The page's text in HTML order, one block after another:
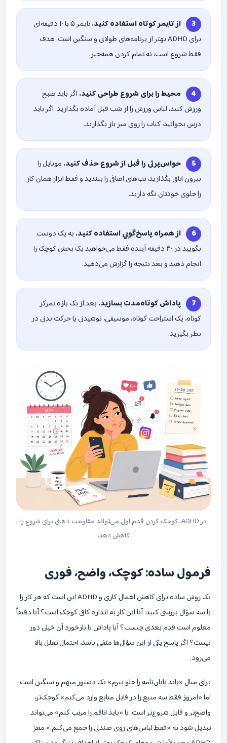
از تایمر کوتاه استفاده کنید.
تایمر ۵ یا ۱۰ دقیقه‌ای
برای ADHD بهتر از برنامه‌های طولانی و سنگین است. هدف
فقط شروع است، نه تمام کردن همه‌چیز.
محیط را برای شروع طراحی کنید. اگر باید صبح
ورزش کنید، لباس ورزش را از شب قبل آماده بگذارید. اگر باید
درس بخوانید، کتاب را روی میز باز بگذارید.
حواس‌پرتی را قبل از شروع حذف کنید. موبایل را
بیرون اتاق بگذارید، تب‌های اضافی را ببندید و فقط ابزار همان کار
را جلوی خودتان نگه دارید.
از همراه پاسخ‌گویی استفاده کنید. به یک دوست
بگویید در ۳۰ دقیقه آینده فقط می‌خواهید یک بخش کوچک را
انجام دهید و بعد نتیجه را گزارش می‌دهید.
پاداش کوتاه‌مدت بسازید. بعد از یک بازه تمرکز
کوتاه، یک استراحت کوتاه، موسیقی، نوشیدنی یا حرکت بدنی در
نظر بگیرید.
در ADHD، کوچک کردن قدم اول می‌تواند مقاومت ذهنی برای شروع را
کاهش دهد.
فرمول ساده: کوچک، واضح، فوری
یک روش ساده برای کاهش اهمال کاری و ADHD این است که هر کار را
با سه سؤال بررسی کنید: آیا این کار به اندازه کافی کوچک است؟ آیا دقیقاً
معلوم است قدم بعدی چیست؟ آیا پاداش یا بازخورد آن خیلی دور
نیست؟ اگر پاسخ یکی از این سؤال‌ها منفی باشد، احتمال تعلل بالا
می‌رود.
برای مثال «باید پایان‌نامه را جلو ببرم» یک دستور مبهم و سنگین است.
اما «امروز فقط سه منبع را در فایل منابع وارد می‌کنم» کوچک‌تر،
واضح‌تر و قابل شروع‌تر است. یا «باید اتاقم را مرتب کنم» می‌تواند
تبدیل شود به «فقط لباس‌های روی صندلی را جمع می‌کنم.» مغز